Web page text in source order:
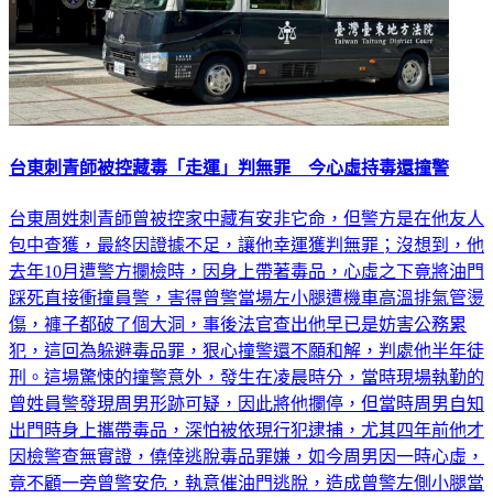
台東刺青師被控藏毒「走運」判無罪 今心虛持毒還撞警
台東周姓刺青師曾被控家中藏有安非它命，但警方是在他友人
包中查獲，最終因證據不足，讓他幸運獲判無罪；沒想到，他
去年10月遭警方攔檢時，因身上帶著毒品，心虛之下竟將油門
踩死直接衝撞員警，害得曾警當場左小腿遭機車高溫排氣管燙
傷，褲子都破了個大洞，事後法官查出他早已是妨害公務累
犯，這回為躲避毒品罪，狠心撞警還不願和解，判處他半年徒
刑。這場驚悚的撞警意外，發生在凌晨時分，當時現場執勤的
曾姓員警發現周男形跡可疑，因此將他攔停，但當時周男自知
出門時身上攜帶毒品，深怕被依現行犯逮捕，尤其四年前他才
因檢警查無實證，僥倖逃脫毒品罪嫌，如今周男因一時心虛，
竟不顧一旁曾警安危，執意催油門逃脫，造成曾警左側小腿當